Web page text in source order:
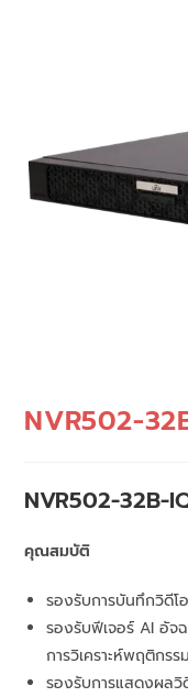
NVR502-
NVR502-32B-
คุณสมบัติ
รองรับการบันทึกวิดีโ
รองรับฟีเจอร์ AI อัจ
การวิเคราะห์พฤติกรรม
รองรับการแสดงผล